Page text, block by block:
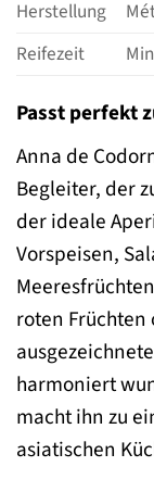
Herstellung
Reifezeit
Passt perfekt
Anna de
Begleiter, der
der ideale
Vorspeisen,
roten Früchten
harmoniert
macht ihn zu
asiatischen